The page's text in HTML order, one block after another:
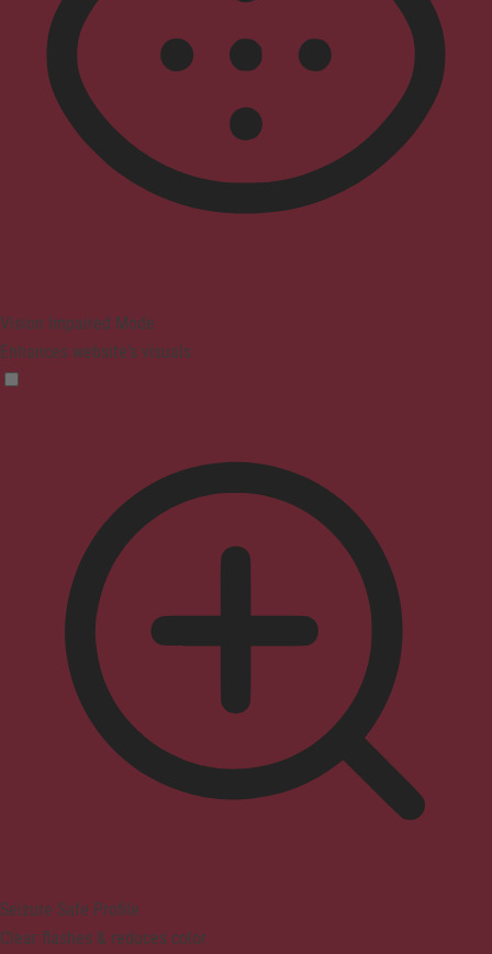
Vision Impaired Mode
Enhances website's visuals
Seizure Safe Profile
Clear flashes & reduces color